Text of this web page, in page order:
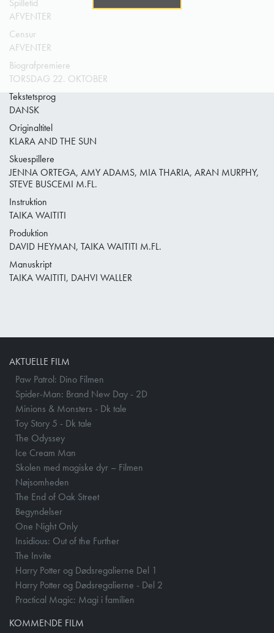
Spilletid
AFVENTER
Censur
AFVENTER
Biografpremiere
TORSDAG 22. OKTOBER
Tekstetsprog
DANSK
Originaltitel
KLARA AND THE SUN
Skuespillere
JENNA ORTEGA, AMY ADAMS, MIA THARIA, ARAN MURPHY,
STEVE BUSCEMI M.FL.
Instruktion
TAIKA WAITITI
Produktion
DAVID HEYMAN, TAIKA WAITITI M.FL.
Manuskript
TAIKA WAITITI, DAHVI WALLER
AKTUELLE FILM
Paw Patrol: Dino Filmen
Spider-Man: Brand New Day - 2D
Minions & Monsters - Dk tale
Toy Story 5 - Dk tale
The Odyssey
Ice Cream Man
Skolen med magiske dyr – Filmen
Nøjsomheden
The End of Oak Street
Begyndelser
One Night Only
Insidious: Out of the Further
The Invite
Harry Potter og Dødsregalierne Del 1
Harry Potter og Dødsregalierne - Del 2
Practical Magic: Magi i familien
KOMMENDE FILM